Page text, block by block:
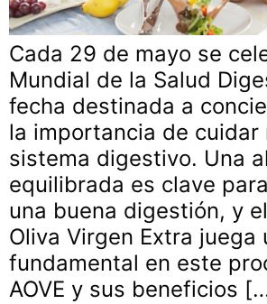
Cada 29 de mayo se
Mundial de la Salud
fecha destinada a
la importancia de cuidar
sistema digestivo. Una
equilibrada es clave
una buena digestión, y
Oliva Virgen Extra juega
fundamental en este
AOVE y sus beneficios